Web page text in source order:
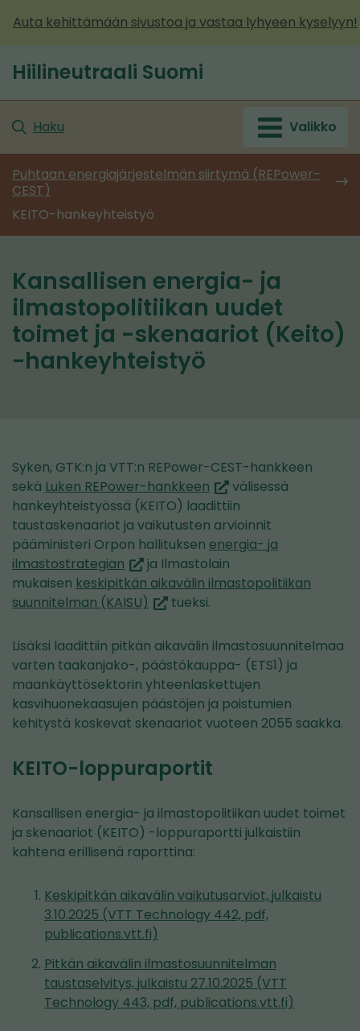
sisältöön
Auta kehittämään sivustoa ja vastaa lyhyeen kyselyyn!
Etusivu
Hiilineutraali Suomi
Haku Valikko
Puhtaan energiajärjestelmän siirtymä (REPower-
CEST)
KEITO-hankeyhteistyö
Kansallisen energia- ja
ilmastopolitiikan uudet
toimet ja -skenaariot (Keito)
-hankeyhteistyö
Syken, GTK:n ja VTT:n REPower-CEST-hankkeen
sekä Luken REPower-hankkeen (siirryt
toiseen
palveluun)
välisessä
hankeyhteistyössä (KEITO) laadittiin
taustaskenaariot ja vaikutusten arvioinnit
pääministeri Orpon hallituksen energia- ja
ilmastostrategian (siirryt
toiseen
palveluun)
ja Ilmastolain
mukaisen keskipitkän aikavälin ilmasto­politiikan
suunnitelman (KAISU) (siirryt
palveluun)
tueksi.
Lisäksi laadittiin pitkän aikavälin ilmastosuunnitelmaa
varten taakanjako-, päästökauppa- (ETS1) ja
maankäyttösektorin yhteenlaskettujen
kasvihuonekaasujen päästöjen ja poistumien
kehitystä koskevat skenaariot vuoteen 2055 saakka.
KEITO-loppuraportit
Kansallisen energia- ja ilmastopolitiikan uudet toimet
ja skenaariot (KEITO) -loppuraportti julkaistiin
kahtena erillisenä raporttina:
Keskipitkän aikavälin vaikutusarviot, julkaistu
3.10.2025 (VTT Technology 442, pdf,
publications.vtt.fi)
Pitkän aikavälin ilmastosuunnitelman
taustaselvitys, julkaistu 27.10.2025 (VTT
Technology 443, pdf, publications.vtt.fi)